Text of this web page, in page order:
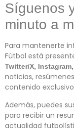
Síguenos
minuto a
Para mantenerte
Fútbol está
Twitter/X,
noticias,
contenido
Además, puedes
para recibir un
actualidad